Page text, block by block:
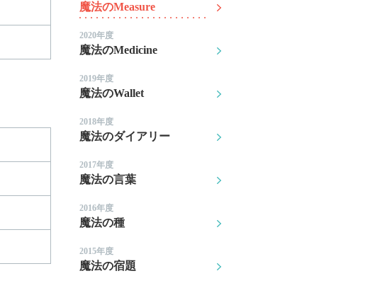
魔法のMeasure
2020年度
魔法のMedicine
2019年度
魔法のWallet
2018年度
魔法のダイアリー
2017年度
魔法の言葉
2016年度
魔法の種
2015年度
魔法の宿題